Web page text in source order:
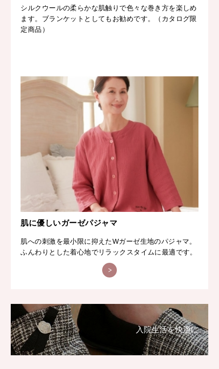
シルクウールの柔らかな肌触りで色々な巻き方を楽しめ
ます。ブランケットとしてもお勧めです。（カタログ限
定商品）
肌に優しいガーゼパジャマ
肌への刺激を最小限に抑えたWガーゼ生地のパジャマ。
ふんわりとした着心地でリラックスタイムに最適です。
入院生活を快適に